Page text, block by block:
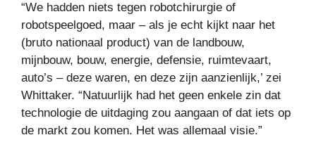
“We hadden niets tegen robotchirurgie of
robotspeelgoed, maar – als je echt kijkt naar het
(bruto nationaal product) van de landbouw,
mijnbouw, bouw, energie, defensie, ruimtevaart,
auto’s – deze waren, en deze zijn aanzienlijk,’ zei
Whittaker. “Natuurlijk had het geen enkele zin dat
technologie de uitdaging zou aangaan of dat iets op
de markt zou komen. Het was allemaal visie.”